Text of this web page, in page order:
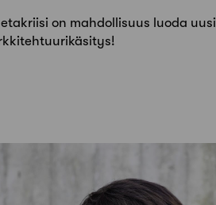
on mahdollisuus luoda uusi